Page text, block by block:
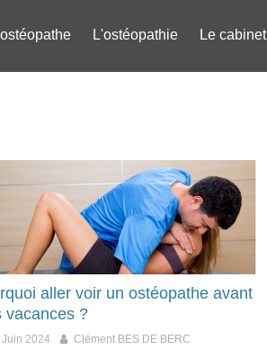
L'ostéopathie Le cabinet
aller voir un ostéopathe avant
vacances ?
2024 Clément BES DE BERC